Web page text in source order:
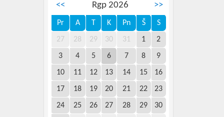
<<
Rgp 2026 >>
Pr A T K Pn Š S
27 28 29 30 31 1 2
3 4 5 6 7 8 9
10 11 12 13 14 15 16
17 18 19 20 21 22 23
24 25 26 27 28 29 30